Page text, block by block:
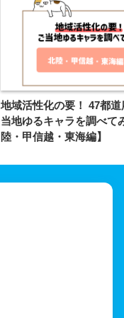
地域活性化の要！ 47都
当地ゆるキャラを調べて
陸・甲信越・東海編】